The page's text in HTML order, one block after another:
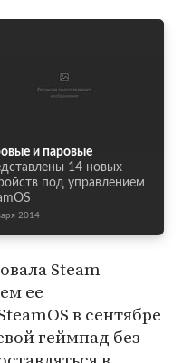
и паровые
14 новых
под управлением
2014
Steam
ее
в сентябре
геймпад без